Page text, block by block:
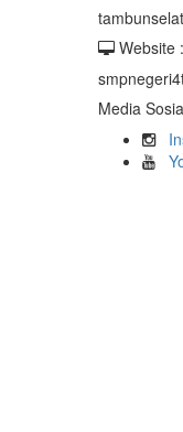
Website :
Media